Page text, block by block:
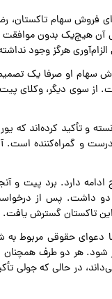
فروش سهام تاکستان،
آن هیچ‌یک بدون
هرگز وجود
سهام او صرفا یک
سوی دیگر، وکلای پیت
و تأکید کرده‌اند که
و گمراه‌کننده است.
تاکستان گسترش یافت.
در سال ۲۰۲۴ نهایی شد، اما دعوای
به این پرونده در سال ۲۰۲۷
در حالی که جولی